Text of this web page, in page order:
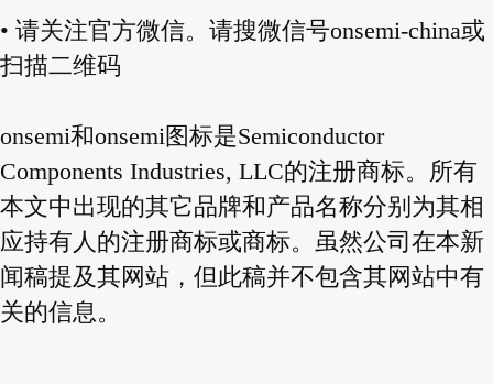
• 请关注官方微信。请搜微信号onsemi-china或
扫描二维码
onsemi和onsemi图标是Semiconductor
Components Industries, LLC的注册商标。所有
本文中出现的其它品牌和产品名称分别为其相
应持有人的注册商标或商标。虽然公司在本新
闻稿提及其网站，但此稿并不包含其网站中有
关的信息。